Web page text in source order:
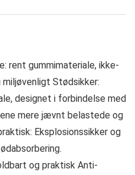
rent gummimateriale, ikke-
Stødsikker:
designet i forbindelse med
mere jævnt belastede og
Eksplosionssikker og
og praktisk Anti-